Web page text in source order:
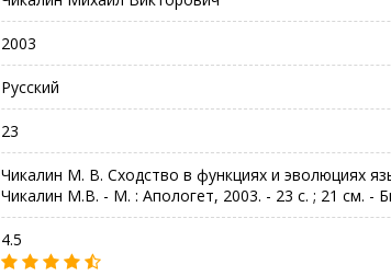
2003
Русский
23
Чикалин М. В. Сходство в функциях и эволюциях
Чикалин М.В. - М. : Апологет, 2003. - 23 с. ; 21 см. -
4.5